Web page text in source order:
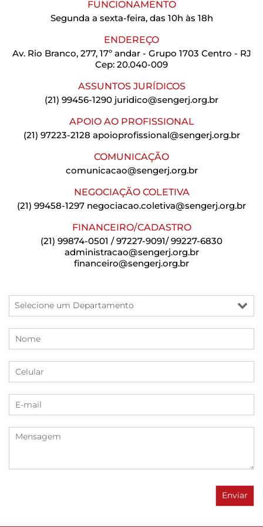
FUNCIONAMENTO
Segunda a sexta-feira, das 10h às 18h
ENDEREÇO
Av. Rio Branco, 277, 17º andar - Grupo 1703 Centro - RJ
Cep: 20.040-009
ASSUNTOS JURÍDICOS
(21) 99456-1290 juridico@sengerj.org.br
APOIO AO PROFISSIONAL
(21) 97223-2128 apoioprofissional@sengerj.org.br
COMUNICAÇÃO
comunicacao@sengerj.org.br
NEGOCIAÇÃO COLETIVA
(21) 99458-1297 negociacao.coletiva@sengerj.org.br
FINANCEIRO/CADASTRO
(21) 99874-0501 / 97227-9091/ 99227-6830
administracao@sengerj.org.br
financeiro@sengerj.org.br